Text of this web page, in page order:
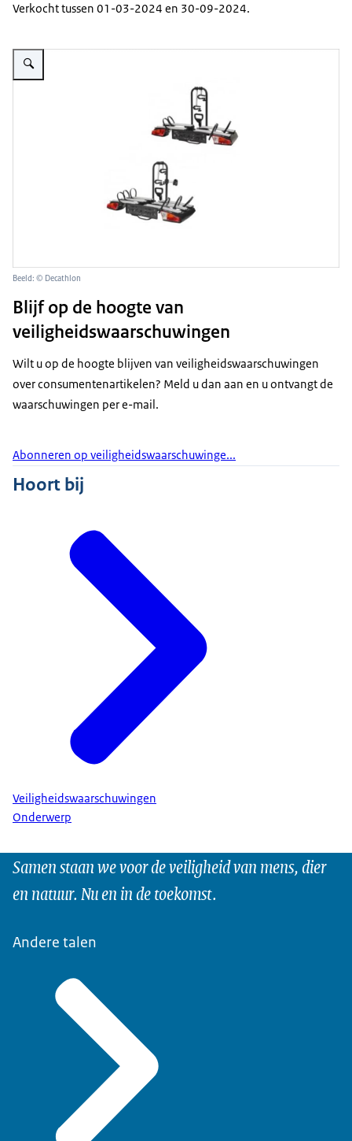
Verkocht tussen 01-03-2024 en 30-09-2024.
Vergroot afbeelding Menabo fietsendragers Antares 2 en Antares 3
Beeld: © Decathlon
Blijf op de hoogte van
veiligheidswaarschuwingen
Wilt u op de hoogte blijven van veiligheidswaarschuwingen
over consumentenartikelen? Meld u dan aan en u ontvangt de
waarschuwingen per e-mail.
Abonneren op veiligheidswaarschuwinge...
Hoort bij
Veiligheidswaarschuwingen
Onderwerp
Samen staan we voor de veiligheid van mens, dier
en natuur. Nu en in de toekomst.
Andere talen